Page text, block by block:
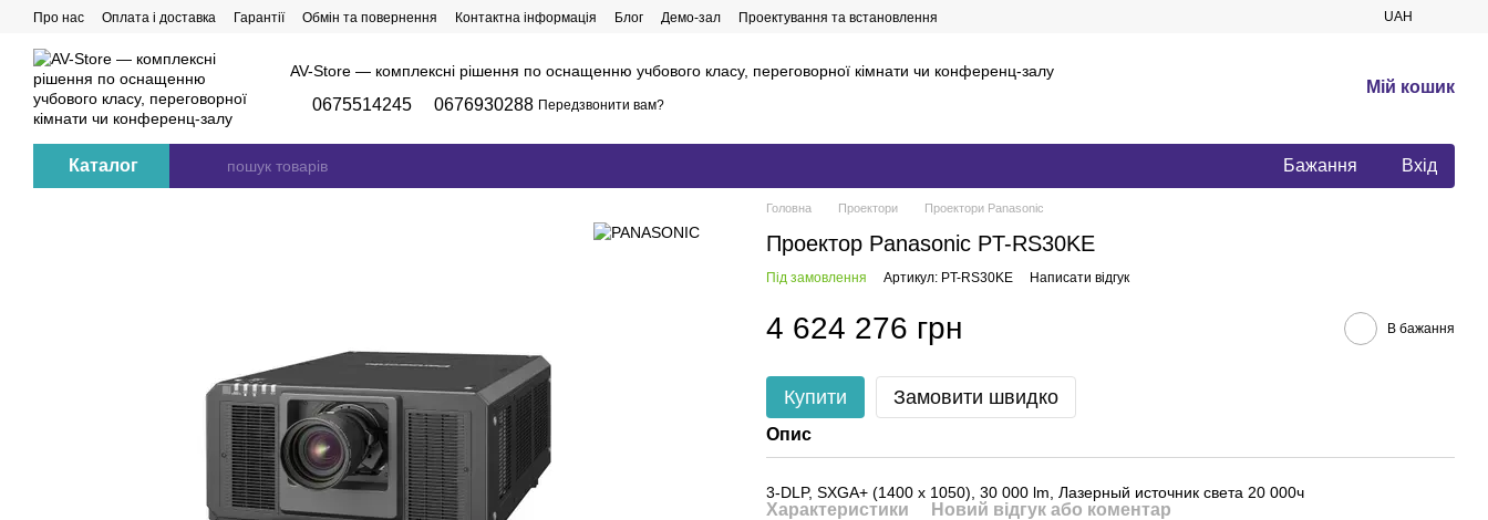
Перейти до основного контенту
Про нас Оплата і доставка Гарантії Обмін та повернення Контактна інформація Блог Демо-зал Проектування та встановлення UAH
AV-Store — комплексні рішення по оснащенню учбового класу, переговорної кімнати чи конференц-залу
0675514245 0676930288 Передзвонити вам?
Мій кошик
Каталог Бажання Вхід
Головна Проектори Проектори Panasonic
Проектор Panasonic PT-RS30KE
Під замовлення Артикул: PT-RS30KE Написати відгук
4 624 276 грн В бажання
Купити Замовити швидко
Опис
3-DLP, SXGA+ (1400 x 1050), 30 000 lm, Лазерный источник света 20 000ч
Характеристики Новий відгук або коментар